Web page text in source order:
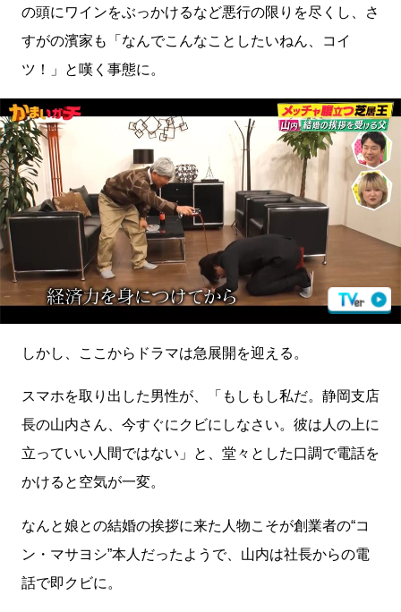
の頭にワインをぶっかけるなど悪行の限りを尽くし、さ
すがの濱家も「なんでこんなことしたいねん、コイ
ツ！」と嘆く事態に。
しかし、ここからドラマは急展開を迎える。
スマホを取り出した男性が、「もしもし私だ。静岡支店
長の山内さん、今すぐにクビにしなさい。彼は人の上に
立っていい人間ではない」と、堂々とした口調で電話を
かけると空気が一変。
なんと娘との結婚の挨拶に来た人物こそが創業者の“コ
ン・マサヨシ”本人だったようで、山内は社長からの電
話で即クビに。